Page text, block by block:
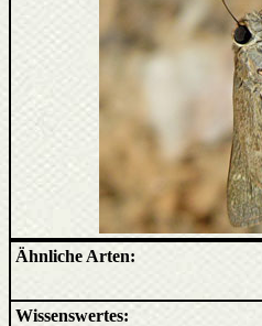
Ähnliche Arten:
Wissenswertes: